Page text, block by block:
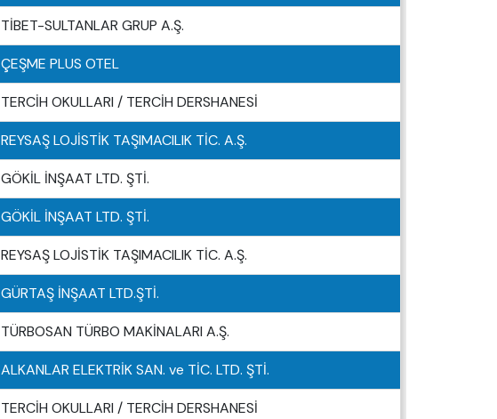
TİBET-SULTANLAR GRUP A.Ş.
ÇEŞME PLUS OTEL
TERCİH OKULLARI / TERCİH DERSHANESİ
REYSAŞ LOJİSTİK TAŞIMACILIK TİC. A.Ş.
GÖKİL İNŞAAT LTD. ŞTİ.
GÖKİL İNŞAAT LTD. ŞTİ.
REYSAŞ LOJİSTİK TAŞIMACILIK TİC. A.Ş.
GÜRTAŞ İNŞAAT LTD.ŞTİ.
TÜRBOSAN TÜRBO MAKİNALARI A.Ş.
ALKANLAR ELEKTRİK SAN. ve TİC. LTD. ŞTİ.
TERCİH OKULLARI / TERCİH DERSHANESİ